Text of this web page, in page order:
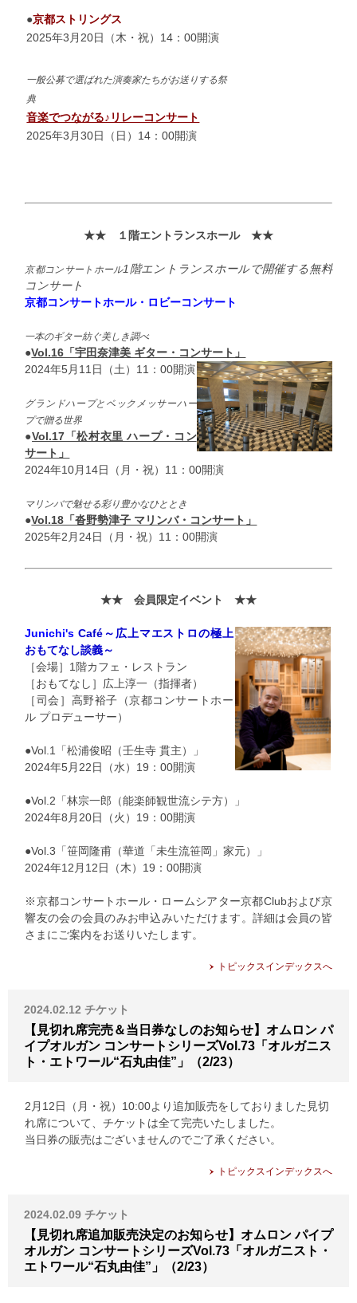
●京都ストリングス
2025年3月20日（木・祝）14：00開演
一般公募で選ばれた演奏家たちがお送りする祭
典
音楽でつながる♪リレーコンサート
2025年3月30日（日）14：00開演
★★ １階エントランスホール★★
京都コンサートホール1階エントランスホールで開催する無料
コンサート
京都コンサートホール・ロビーコンサート
一本のギター紡ぐ美しき調べ
●Vol.16「宇田奈津美 ギター・コンサート」
2024年5月11日（土）11：00開演
グランドハープとベックメッサーハー
プで贈る世界
●Vol.17「松村衣里 ハープ・コン
サート」
2024年10月14日（月・祝）11：00開演
マリンバで魅せる彩り豊かなひととき
●Vol.18「沓野勢津子 マリンバ・コンサート」
2025年2月24日（月・祝）11：00開演
★★ 会員限定イベント ★★
Junichi'sCafé～ 広上マエストロの極上
おもてなし談義～
［会場］1階カフェ・レストラン
［おもてなし］広上淳一（指揮者）
［司会］高野裕子（京都コンサートホー
ル プロデューサー）
●Vol.1「松浦俊昭（壬生寺 貫主）」
2024年5月22日（水）19：00開演
●Vol.2「林宗一郎（能楽師観世流シテ方）」
2024年8月20日（火）19：00開演
●Vol.3「笹岡隆甫（華道「未生流笹岡」家元）」
2024年12月12日（木）19：00開演
※京都コンサートホール・ロームシアター京都Clubおよび京
響友の会の会員のみお申込みいただけます。詳細は会員の皆
さまにご案内をお送りいたします。
トピックスインデックスへ
2024.02.12 チケット
【見切れ席完売＆当日券なしのお知らせ】オムロン パ
イプオルガン コンサートシリーズVol.73「オルガニス
ト・エトワール“石丸由佳”」（2/23）
2月12日（月・祝）10:00より追加販売をしておりました見切
れ席について、チケットは全て完売いたしました。
当日券の販売はございませんのでご了承ください。
トピックスインデックスへ
2024.02.09 チケット
【見切れ席追加販売決定のお知らせ】オムロン パイプ
オルガン コンサートシリーズVol.73「オルガニスト・
エトワール“石丸由佳”」（2/23）